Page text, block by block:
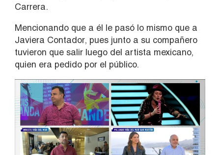
Carrera.
Mencionando que a él le pasó lo mismo que a
Javiera Contador, pues junto a su compañero
tuvieron que salir luego del artista mexicano,
quien era pedido por el público.